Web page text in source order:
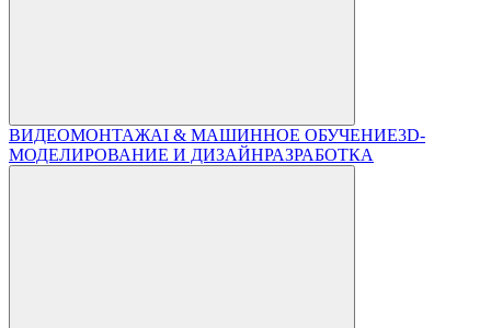
ВИДЕОМОНТАЖAI & МАШИННОЕ ОБУЧЕНИЕ3D-
МОДЕЛИРОВАНИЕ И ДИЗАЙНРАЗРАБОТКА